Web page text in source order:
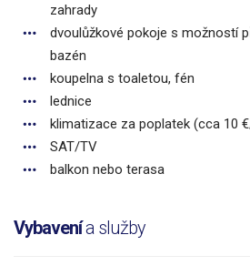
zahrady
dvoulůžkové pokoje s možností
bazén
koupelna s toaletou, fén
lednice
klimatizace za poplatek (cca 10
SAT/TV
balkon nebo terasa
Vybavenía služby